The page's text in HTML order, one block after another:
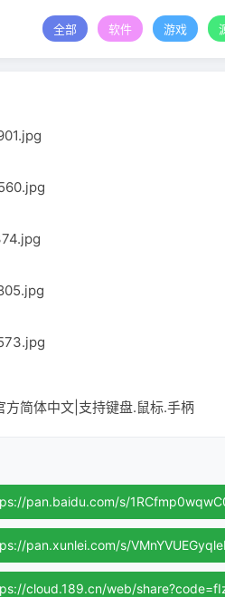
方简体中文|支持键盘.鼠标.手柄
pan.baidu.com/s/
pan.xunlei.com/s/
cloud.189.cn/web/